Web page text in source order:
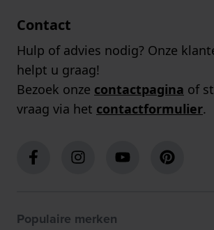
Contact
Hulp of advies nodig? Onze
helpt u graag!
Bezoek onze contactpagina of
vraag via het contactformulier.
Populaire merken